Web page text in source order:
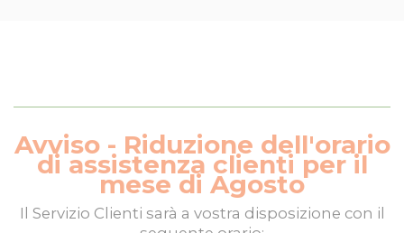
Avviso - Riduzione dell'orario
di assistenza clienti per il
mese di Agosto
Il Servizio Clienti sarà a vostra disposizione con il